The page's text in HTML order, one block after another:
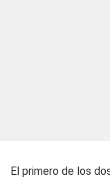
El primero de los